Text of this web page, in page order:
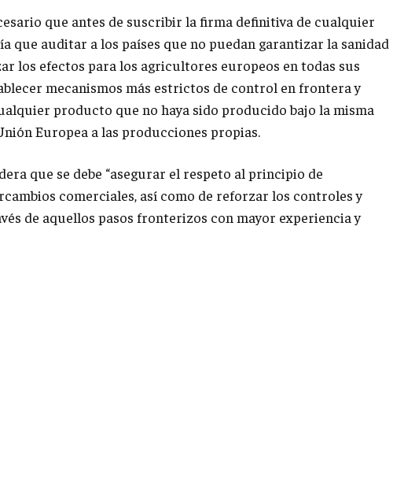
que antes de suscribir la firma definitiva de cualquier
que auditar a los países que no puedan garantizar la sanidad
los efectos para los agricultores europeos en todas sus
mecanismos más estrictos de control en frontera y
producto que no haya sido producido bajo la misma
Europea a las producciones propias.
que se debe “asegurar el respeto al principio de
comerciales, así como de reforzar los controles y
de aquellos pasos fronterizos con mayor experiencia y